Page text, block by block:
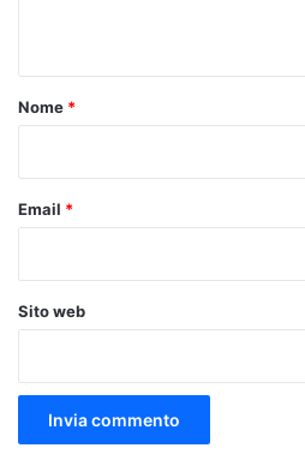
o
Nome *
Email *
Sito web